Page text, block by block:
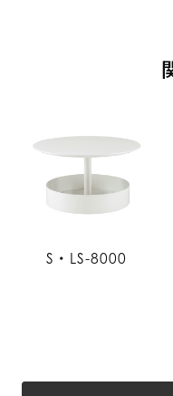
S・LS-8000